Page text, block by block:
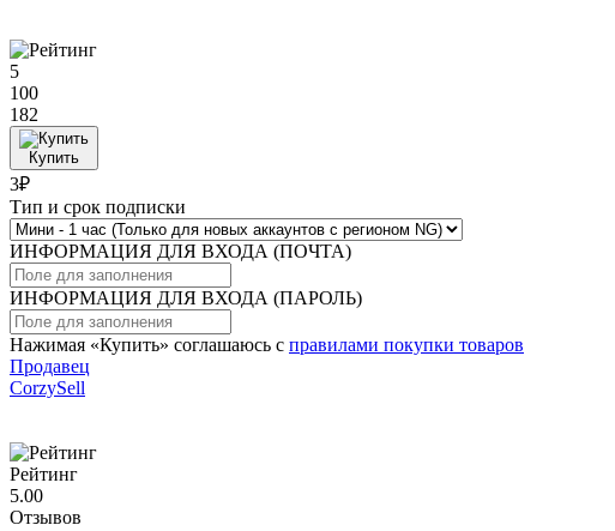
5
100
182
Купить
3₽
Тип и срок подписки
ИНФОРМАЦИЯ ДЛЯ ВХОДА (ПОЧТА)
ИНФОРМАЦИЯ ДЛЯ ВХОДА (ПАРОЛЬ)
Нажимая «Купить» соглашаюсь с правилами покупки товаров
Продавец
CorzySell
Рейтинг
5.00
Отзывов